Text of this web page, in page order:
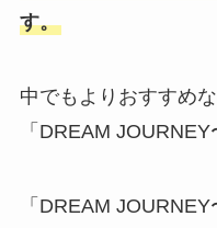
す。
中でもよりおすすめ
「DREAM
「DREAM